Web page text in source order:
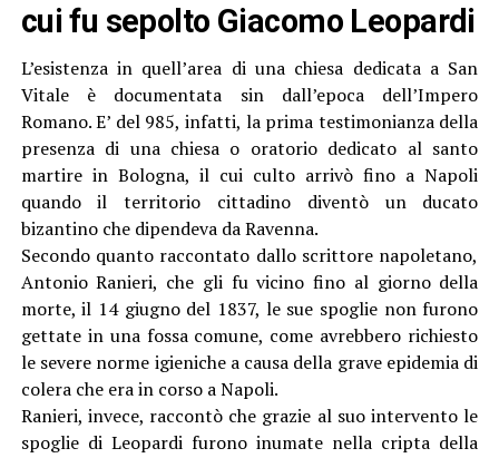
cui fu sepolto Giacomo Leopardi
L’esistenza in quell’area di una chiesa dedicata a San
Vitale è documentata sin dall’epoca dell’Impero
Romano. E’ del 985, infatti, la prima testimonianza della
presenza di una chiesa o oratorio dedicato al santo
martire in Bologna, il cui culto arrivò fino a Napoli
quando il territorio cittadino diventò un ducato
bizantino che dipendeva da Ravenna.
Secondo quanto raccontato dallo scrittore napoletano,
Antonio Ranieri, che gli fu vicino fino al giorno della
morte, il 14 giugno del 1837, le sue spoglie non furono
gettate in una fossa comune, come avrebbero richiesto
le severe norme igieniche a causa della grave epidemia di
colera che era in corso a Napoli.
Ranieri, invece, raccontò che grazie al suo intervento le
spoglie di Leopardi furono inumate nella cripta della